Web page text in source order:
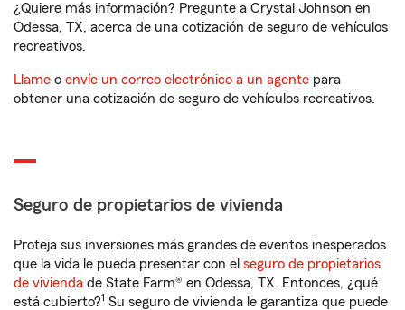
¿Quiere más información? Pregunte a Crystal Johnson en
Odessa, TX, acerca de una cotización de seguro de vehículos
recreativos.
Llame o envíe un correo electrónico a un agente para
obtener una cotización de seguro de vehículos recreativos.
Seguro de propietarios de vivienda
Proteja sus inversiones más grandes de eventos inesperados
que la vida le pueda presentar con el seguro de propietarios
de vivienda de State Farm® en Odessa, TX. Entonces, ¿qué
está cubierto?1 Su seguro de vivienda le garantiza que puede